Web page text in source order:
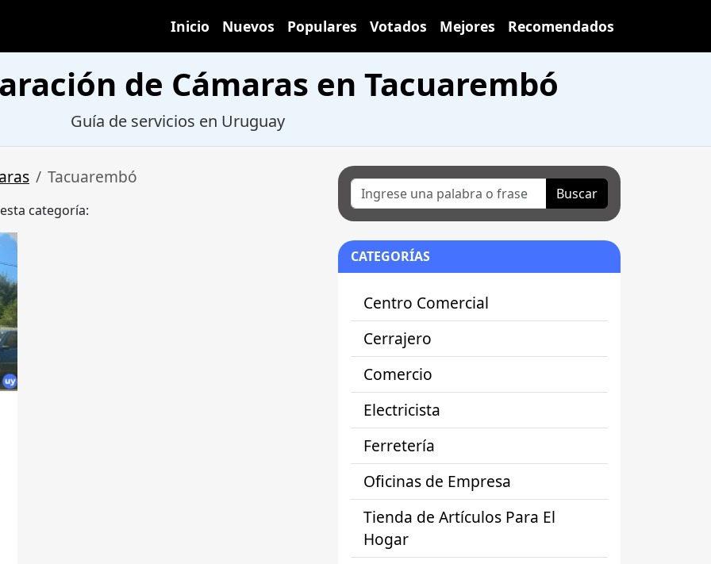
Inicio Nuevos Populares Votados Mejores Recomendados
de Cámaras en Tacuarembó
Guía de servicios en Uruguay
Tacuarembó
categoría:
Buscar
CATEGORÍAS
Centro Comercial
Cerrajero
Comercio
Electricista
Ferretería
Oficinas de Empresa
Tienda de Artículos Para El
Hogar